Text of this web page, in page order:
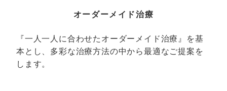
オーダーメイド治療
『一人一人に合わせたオーダーメイド治療』を基
本とし、多彩な治療方法の中から最適なご提案を
します。